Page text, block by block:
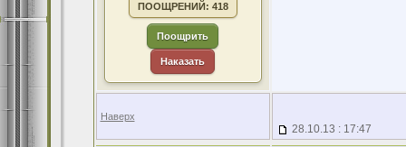
ПООЩРЕНИЙ: 418
Поощрить
Наказать
Наверх
28.10.13 : 17:47